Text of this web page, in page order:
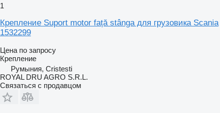
1
Крепление Suport motor față stânga для грузовика Scania
1532299
Цена по запросу
Крепление
Румыния, Cristesti
ROYAL DRU AGRO S.R.L.
Связаться с продавцом